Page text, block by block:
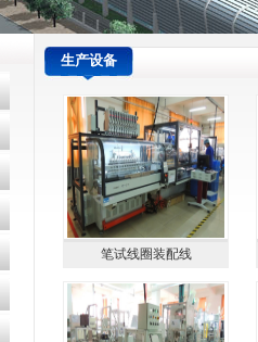
生产设备
笔试线圈装配线